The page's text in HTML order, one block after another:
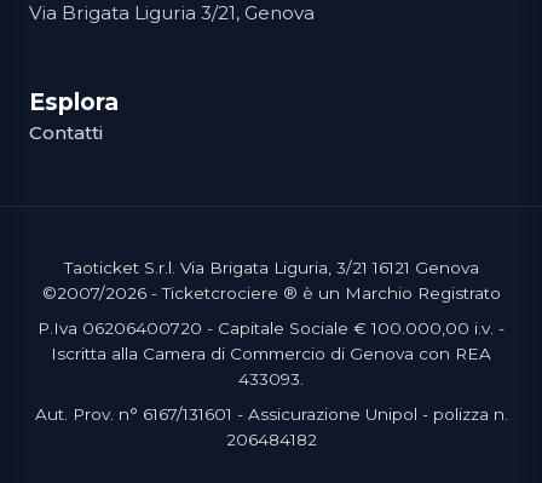
Via Brigata Liguria 3/21, Genova
Esplora
Contatti
Taoticket S.r.l. Via Brigata Liguria, 3/21 16121 Genova
©2007/2026 - Ticketcrociere ® è un Marchio Registrato
P.Iva 06206400720 - Capitale Sociale € 100.000,00 i.v. -
Iscritta alla Camera di Commercio di Genova con REA
433093.
Aut. Prov. n° 6167/131601 - Assicurazione Unipol - polizza n.
206484182